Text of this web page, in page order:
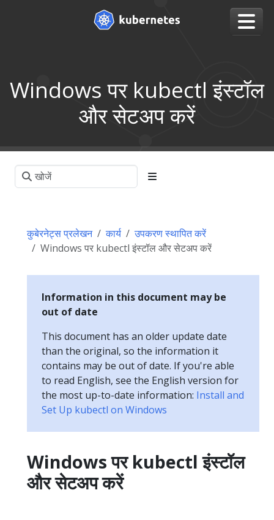
Windows पर kubectl इंस्टॉल
और सेटअप करें
कुबेरनेट्स प्रलेखन कार्य
उपकरण स्थापित करें
Windows पर kubectl इंस्टॉल और सेटअप करें
Information in this document may be
out of date
This document has an older update date
than the original, so the information it
contains may be out of date. If you're able
to read English, see the English version for
the most up-to-date information: Install and
Set Up kubectl on Windows
Windows पर kubectl इंस्टॉल
और सेटअप करें